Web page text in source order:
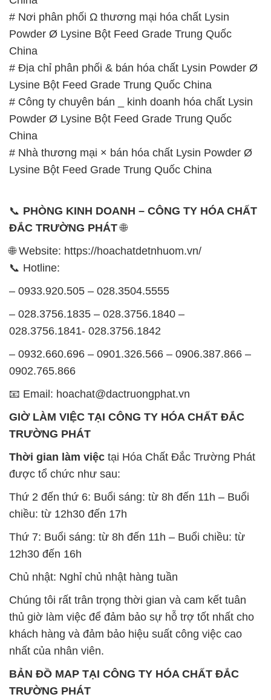
Lysine Bột Feed Grade Trung Quốc China
# Công ty chuyên bán _ kinh doanh hóa chất Lysin
Powder Ø Lysine Bột Feed Grade Trung Quốc
China
# Nhà thương mại × bán hóa chất Lysin Powder Ø
Lysine Bột Feed Grade Trung Quốc China
📞PHÒNG KINH DOANH – CÔNG TY HÓA CHẤT
ĐẮC TRƯỜNG PHÁT🌐
🌐 Website: https://hoachatdetnhuom.vn/
– 0933.920.505 – 028.3504.5555
028.3756.1841- 028.3756.1842
0902.765.866
📧 Email: hoachat@dactruongphat.vn
TRƯỜNG PHÁT
được tổ chức như sau:
Thứ 2 đến thứ 6: Buổi sáng: từ 8h đến 11h – Buổi
chiều: từ 12h30 đến 17h
Thứ 7: Buổi sáng: từ 8h đến 11h – Buổi chiều: từ
12h30 đến 16h
Chủ nhật: Nghỉ chủ nhật hàng tuần
thủ giờ làm việc để đảm bảo sự hỗ trợ tốt nhất cho
khách hàng và đảm bảo hiệu suất công việc cao
nhất của nhân viên.
BẢN ĐỒ MAP TẠI CÔNG TY HÓA CHẤT ĐẮC
TRƯỜNG PHÁT
ĐỊA CHỈ: 1229C Quốc lộ 1A, Phường Bình Trị
Đông B, Quận Bình Tân, Sài Gòn TP. Hồ Chí
Minh